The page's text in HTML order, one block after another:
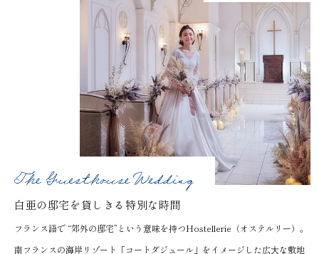
白亜の邸宅を貸しきる特別な時間
フランス語で “郊外の邸宅”という意味を持つHostellerie（オステルリー）。
南フランスの海岸リゾート「コートダジュール」をイメージした広⼤な敷地